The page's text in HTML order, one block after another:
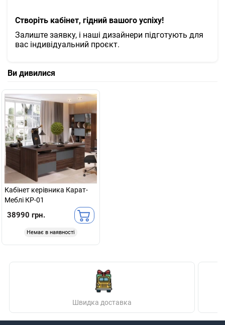
Створіть кабінет, гідний вашого успіху!
Залиште заявку, і наші дизайнери підготують для
вас індивідуальний проєкт.
Ви дивилися
Кабінет керівника Карат-
Меблі КР-01
38990 грн.
Немає в наявності
Швидка доставка